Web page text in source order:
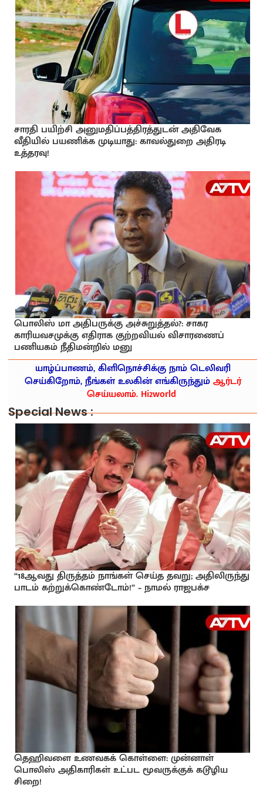
சாரதி பயிற்சி அனுமதிப்பத்திரத்துடன் அதிவேக
வீதியில் பயணிக்க முடியாது: காவல்துறை அதிரடி
உத்தரவு!
பொலிஸ் மா அதிபருக்கு அச்சுறுத்தல்?: சாகர
காரியவசமுக்கு எதிராக குற்றவியல் விசாரணைப்
பணியகம் நீதிமன்றில் மனு
யாழ்ப்பாணம், கிளிநொச்சிக்கு நாம் டெலிவரி
செய்கிறோம், நீங்கள் உலகின் எங்கிருந்தும்ஆர்டர்
செய்யலாம். Hi2world
Special News :
“18ஆவது திருத்தம் நாங்கள் செய்த தவறு; அதிலிருந்து
பாடம் கற்றுக்கொண்டோம்!” – நாமல் ராஜபக்ச
தெஹிவளை உணவகக் கொள்ளை: முன்னாள்
பொலிஸ் அதிகாரிகள் உட்பட மூவருக்குக் கடூழிய
சிறை!